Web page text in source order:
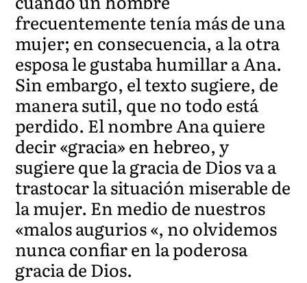
frecuentemente tenía más de una
mujer; en consecuencia, a la otra
esposa le gustaba humillar a Ana.
Sin embargo, el texto sugiere, de
manera sutil, que no todo está
perdido. El nombre Ana quiere
decir «gracia» en hebreo, y
sugiere que la gracia de Dios va a
trastocar la situación miserable de
la mujer. En medio de nuestros
«malos augurios «, no olvidemos
nunca confiar en la poderosa
gracia de Dios.